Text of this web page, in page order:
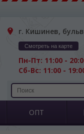
г. Кишинев,
Смотреть на карте
Пн-Пт: 11:00 -
Сб-Вс: 11:00 -
ОПТ